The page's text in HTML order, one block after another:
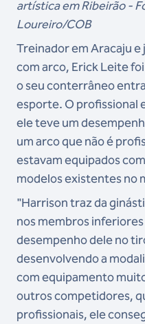
artística em Ribeirão -
Loureiro/COB
Treinador em Aracaju
com arco, Erick Leite
o seu conterrâneo
esporte. O profissional
ele teve um
um arco que não é
estavam equipados
modelos existentes no
"Harrison traz da
nos membros
desempenho dele no
desenvolvendo a
com equipamento
outros competidores,
profissionais, ele